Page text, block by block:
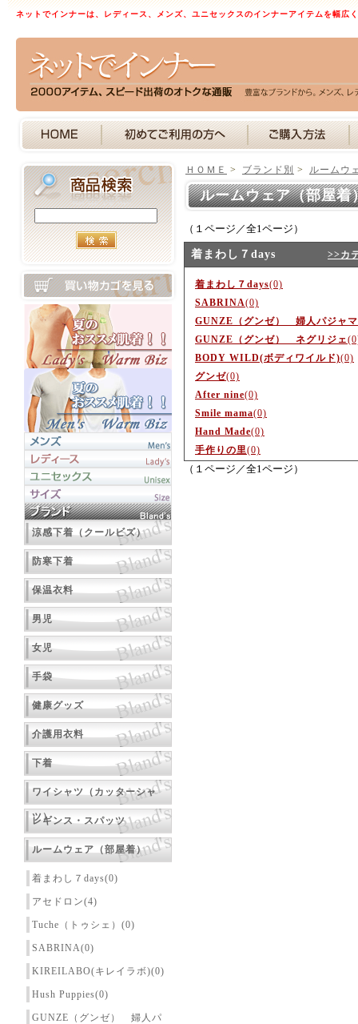
ネットでインナーは、レディース、メンズ、ユニセックスのインナーアイテムを幅広
涼感下着（クールビズ）
防寒下着
保温衣料
男児
女児
手袋
健康グッズ
介護用衣料
下着
ワイシャツ（カッターシャ
ツ）
レギンス・スパッツ
ルームウェア（部屋着）
着まわし７days(0)
アセドロン(4)
Tuche（トゥシェ）(0)
SABRINA(0)
KIREILABO(キレイラボ)(0)
Hush Puppies(0)
GUNZE（グンゼ） 婦人パ
ＨＯＭＥ > ブランド別 > ルームウ
ルームウェア（部屋
（１ページ／全1ページ）
着まわし７days >>カ
着まわし７days(0)
SABRINA(0)
GUNZE（グンゼ） 婦人パジャマ
GUNZE（グンゼ） ネグリジェ
BODY WILD(ボディワイルド)(0)
グンゼ(0)
After nine(0)
Smile mama(0)
Hand Made(0)
手作りの里(0)
（１ページ／全1ページ）